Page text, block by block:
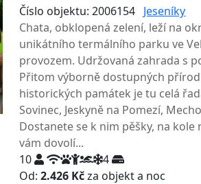
Číslo objektu: 2006154 Jeseníky
Chata, obklopená zelení, leží na
unikátního termálního parku ve
provozem. Udržovaná zahrada s
Přitom výborně dostupných
historických památek je tu celá
Sovinec, Jeskyně na Pomezí,
Dostanete se k nim pěšky, na
vám dovolí...
10
4
Od:2.426 Kčza objekt a noc